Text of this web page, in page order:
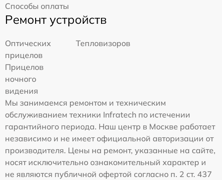
Способы оплаты
Ремонт устройств
Оптических
прицелов
Тепловизоров
Прицелов
ночного
видения
Мы занимаемся ремонтом и техническим
обслуживанием техники Infratech по истечении
гарантийного периода. Наш центр в Москве работает
независимо и не имеет официальной авторизации от
производителя. Цены на ремонт, указанные на сайте,
носят исключительно ознакомительный характер и
не являются публичной офертой согласно п. 2 ст. 437